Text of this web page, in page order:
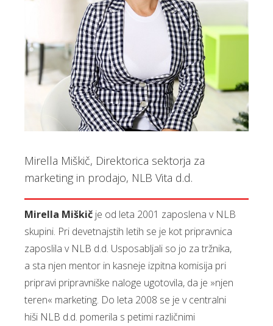
Mirella Miškič, Direktorica sektorja za
marketing in prodajo, NLB Vita d.d.
Mirella Miškič je od leta 2001 zaposlena v NLB
skupini. Pri devetnajstih letih se je kot pripravnica
zaposlila v NLB d.d. Usposabljali so jo za tržnika,
a sta njen mentor in kasneje izpitna komisija pri
pripravi pripravniške naloge ugotovila, da je »njen
teren« marketing. Do leta 2008 se je v centralni
hiši NLB d.d. pomerila s petimi različnimi